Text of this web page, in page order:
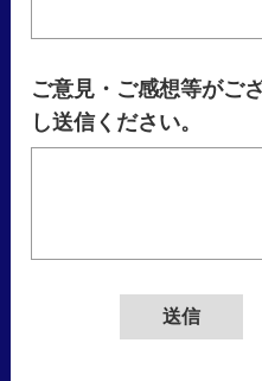
ご意見・ご感想等がご
し送信ください。